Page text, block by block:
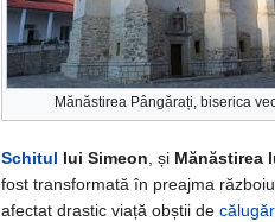
Mănăstirea Pângărați, biserica
Schitul lui Simeon, și Mănăstirea
fost transformată în preajma
afectat drastic viață obștii de